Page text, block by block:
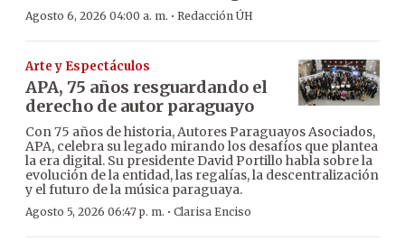
Agosto 6, 2026 04:00 a. m. · Redacción ÚH
Arte y Espectáculos
APA, 75 años resguardando el
derecho de autor paraguayo
Con 75 años de historia, Autores Paraguayos Asociados,
APA, celebra su legado mirando los desafíos que plantea
la era digital. Su presidente David Portillo habla sobre la
evolución de la entidad, las regalías, la descentralización
y el futuro de la música paraguaya.
Agosto 5, 2026 06:47 p. m. · Clarisa Enciso